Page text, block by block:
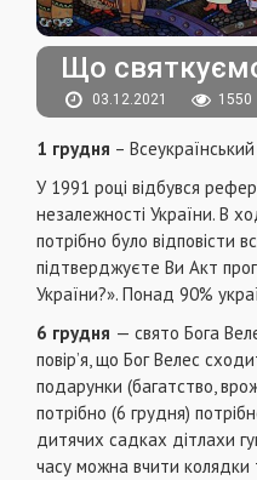
Що
03.12.2021 1550
1 грудня –
У 1991 році відбувся
незалежності України. В
потрібно було відповісти
підтверджуєте Ви Акт
України?». Понад 90%
6 грудня — свято Бога
повір’я, що Бог Велес
подарунки (багатство,
потрібно (6 грудня)
дитячих садках дітлахи
часу можна вчити колядки